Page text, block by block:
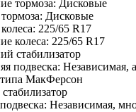
тормоза: Дисковые
Дисковые
225/65 R17
колеса: 225/65 R17
стабилизатор
подвеска: Независимая,
типа МакФерсон
Независимая,